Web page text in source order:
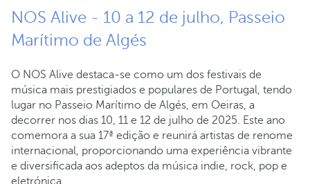
NOS Alive - 10 a 12 de julho, Passeio
Marítimo de Algés
O NOS Alive destaca-se como um dos festivais de
música mais prestigiados e populares de Portugal, tendo
lugar no Passeio Marítimo de Algés, em Oeiras, a
decorrer nos dias 10, 11 e 12 de julho de 2025. Este ano
comemora a sua 17ª edição e reunirá artistas de renome
internacional, proporcionando uma experiência vibrante
e diversificada aos adeptos da música indie, rock, pop e
eletrónica.